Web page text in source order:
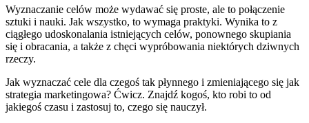
Wyznaczanie celów może wydawać się proste, ale to połączenie
sztuki i nauki. Jak wszystko, to wymaga praktyki. Wynika to z
ciągłego udoskonalania istniejących celów, ponownego skupiania
się i obracania, a także z chęci wypróbowania niektórych dziwnych
rzeczy.
Jak wyznaczać cele dla czegoś tak płynnego i zmieniającego się jak
strategia marketingowa? Ćwicz. Znajdź kogoś, kto robi to od
jakiegoś czasu i zastosuj to, czego się nauczył.